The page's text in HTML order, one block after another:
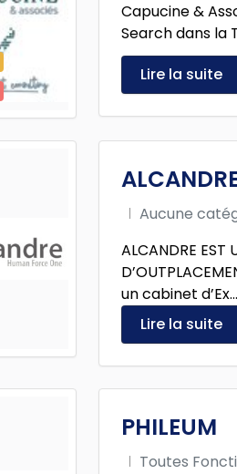
Capucine &
Search dans la
Lire la suite
Aucune
ALCANDRE EST
un cabinet d’Ex...
Lire la suite
PHILEUM
Toutes